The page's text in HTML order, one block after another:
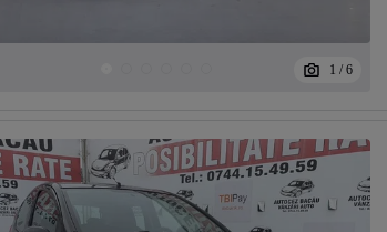
1 / 6